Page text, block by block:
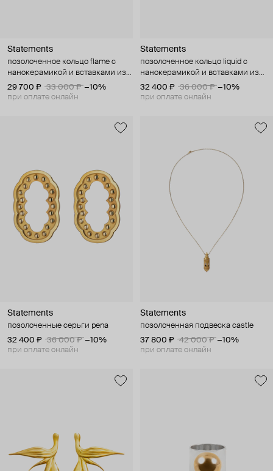
Statements
позолоченное кольцо flame с
нанокерамикой и вставками из
шпинеля
29 700 ₽ 33 000 ₽ −10%
при оплате онлайн
Statements
позолоченное кольцо liquid с
нанокерамикой и вставками из
шпинеля
32 400 ₽ 36 000 ₽ −10%
при оплате онлайн
Statements
позолоченные серьги pena
32 400 ₽
36 000 ₽ −10%
при оплате онлайн
Statements
позолоченная подвеска castle
37 800 ₽
42 000 ₽ −10%
при оплате онлайн